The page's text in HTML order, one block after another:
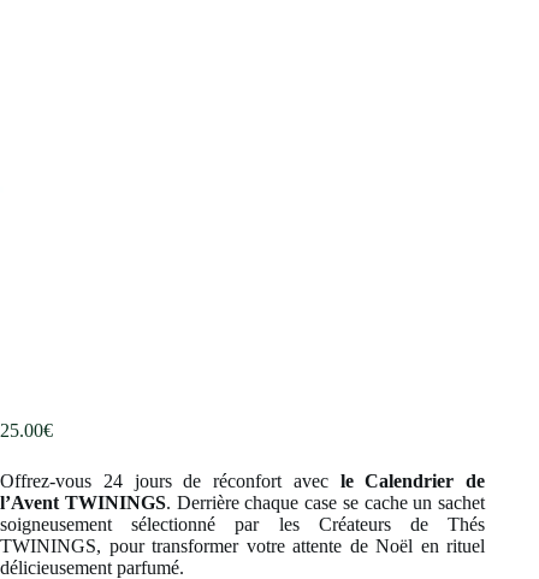
25.00€
Offrez-vous 24 jours de réconfort avecle Calendrier de
l’Avent TWININGS. Derrière chaque case se cache un sachet
soigneusement sélectionné par les Créateurs de Thés
TWININGS, pour transformer votre attente de Noël en rituel
délicieusement parfumé.